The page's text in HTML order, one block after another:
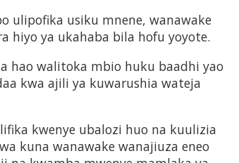
ulipofika usiku mnene, wanawake
hiyo ya ukahaba bila hofu yoyote.
hao walitoka mbio huku baadhi yao
kwa ajili ya kuwarushia wateja
kwenye ubalozi huo na kuulizia
kuna wanawake wanajiuza eneo